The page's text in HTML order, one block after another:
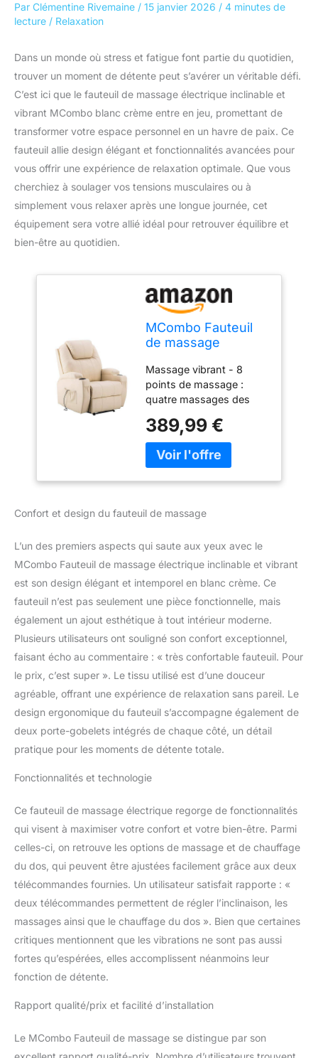
Par Clémentine Rivemaine / 15 janvier 2026 / 4 minutes de
lecture / Relaxation
Dans un monde où stress et fatigue font partie du quotidien,
trouver un moment de détente peut s’avérer un véritable défi.
C’est ici que le fauteuil de massage électrique inclinable et
vibrant MCombo blanc crème entre en jeu, promettant de
transformer votre espace personnel en un havre de paix. Ce
fauteuil allie design élégant et fonctionnalités avancées pour
vous offrir une expérience de relaxation optimale. Que vous
cherchiez à soulager vos tensions musculaires ou à
simplement vous relaxer après une longue journée, cet
équipement sera votre allié idéal pour retrouver équilibre et
bien-être au quotidien.
MCombo Fauteuil
de massage
et vibrant (blanc
crème)
Massage vibrant - 8
points de massage :
quatre massages des
quatre pour le dos et les
jambes. 3 intensités de
vibration et la minuterie
régler individuellement la
Fonction chauffante
intégrée - Avec élément
chauffant intégré dans le
optimale. Elle peut
soulager les méridiens
du corps, favoriser la
circulation sanguine et
rendre le massage plus
plaisant et plus efficace
qu’un fauteuil normal.
Inclinable -- Grâce aux
pieds et au dossier
réglables, vous pouvez
niveaux et vous reposer
continu du dossier
jusqu'à 140°. Repose-
pieds déplié et replié
grâce aux ressorts.
Télécommande pour une
utilisation facile -- Grâce
à la télécommande, votre
fauteuil de massage peut
être utilisé
confortablement. Les
poches latérales offrent
livres et magazines, etc.
haute qualité et
389,99 €
Confort et design du fauteuil de massage
L’un des premiers aspects qui saute aux yeux avec le
MCombo Fauteuil de massage électrique inclinable et vibrant
est son design élégant et intemporel en blanc crème. Ce
fauteuil n’est pas seulement une pièce fonctionnelle, mais
également un ajout esthétique à tout intérieur moderne.
Plusieurs utilisateurs ont souligné son confort exceptionnel,
faisant écho au commentaire : « très confortable fauteuil. Pour
le prix, c’est super ». Le tissu utilisé est d’une douceur
agréable, offrant une expérience de relaxation sans pareil. Le
design ergonomique du fauteuil s’accompagne également de
deux porte-gobelets intégrés de chaque côté, un détail
pratique pour les moments de détente totale.
Fonctionnalités et technologie
Ce fauteuil de massage électrique regorge de fonctionnalités
qui visent à maximiser votre confort et votre bien-être. Parmi
celles-ci, on retrouve les options de massage et de chauffage
du dos, qui peuvent être ajustées facilement grâce aux deux
télécommandes fournies. Un utilisateur satisfait rapporte : «
deux télécommandes permettent de régler l’inclinaison, les
massages ainsi que le chauffage du dos ». Bien que certaines
critiques mentionnent que les vibrations ne sont pas aussi
fortes qu’espérées, elles accomplissent néanmoins leur
fonction de détente.
Rapport qualité/prix et facilité d’installation
Le MCombo Fauteuil de massage se distingue par son